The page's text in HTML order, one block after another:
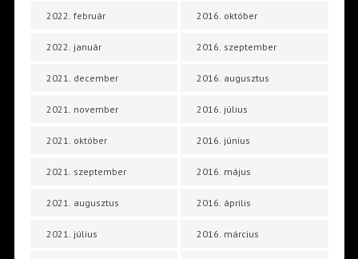
2022. február
2022. január
2021. december
2021. november
2021. október
2021. szeptember
2021. augusztus
2021. július
2016. október
2016. szeptember
2016. augusztus
2016. július
2016. június
2016. május
2016. április
2016. március